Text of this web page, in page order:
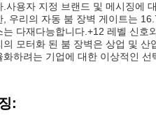
.사용자 지정 브랜드 및 메시징에
, 우리의 자동 붐 장벽 게이트는
는 다재다능합니다.+12 레벨 신호
의 모터화 된 붐 장벽은 상업 및
화하려는 기업에 대한 이상적인 선
: